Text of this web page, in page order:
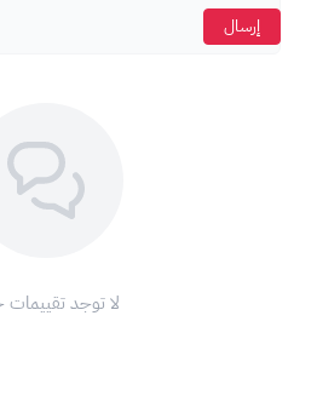
حدد فئة البطاقة التي اشتريتها من XGATE.
اختر قيمة الشحن المطابقة لقيمة بطاقة
مبروك! تم إضافة الرصيد إلى حسابك.
لا يمكن استخدام بطاقات يلا لودو في
إرسال
لا توجد تقييمات